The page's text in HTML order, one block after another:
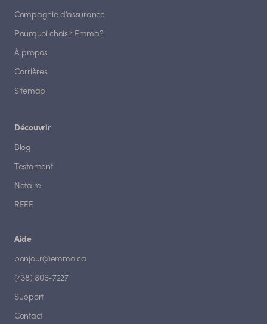
Compagnie d'assurance
Pourquoi choisir Emma?
À propos
Carrières
Sitemap
Découvrir
Blog
Testament
Notaire
REEE
Aide
bonjour@emma.ca
(438) 806-7227
Support
Contact